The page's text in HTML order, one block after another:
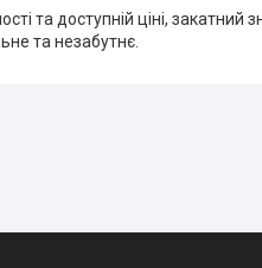
та доступній ціні,
та незабутнє.